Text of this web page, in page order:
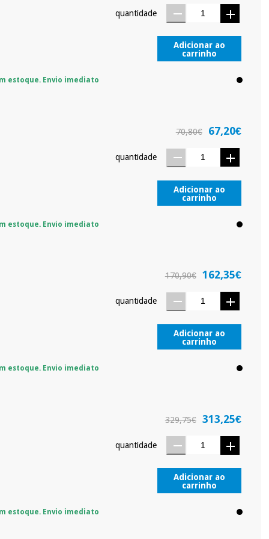
Não vendemos os seus dados a terceiros nem o
quantidade
Adicionar ao
carrinho
estoque. Envio imediato
70,80€ 67,20€
quantidade
Adicionar ao
carrinho
estoque. Envio imediato
170,90€ 162,35€
quantidade
Adicionar ao
carrinho
estoque. Envio imediato
329,75€ 313,25€
quantidade
Adicionar ao
carrinho
estoque. Envio imediato